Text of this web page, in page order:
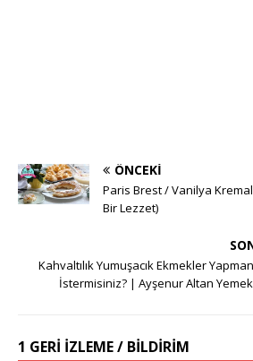
ÖNCEKI
Paris Brest / Vanilya
Bir Lezzet)
Kahvaltılık Yumuşacık Ekmekler
İstermisiniz? | Ayşenur Altan
1 GERI IZLEME / BILDIRIM